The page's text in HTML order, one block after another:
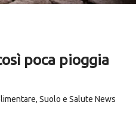
poca pioggia
, Suolo e Salute News